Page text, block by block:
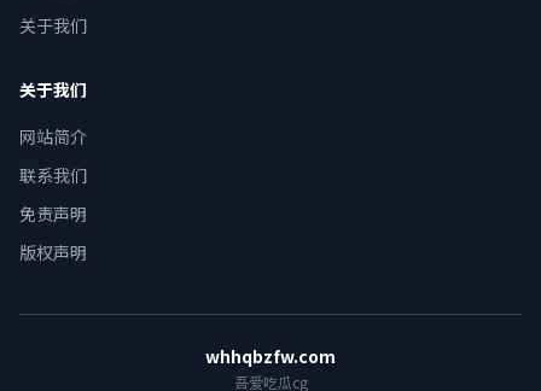
关于我们
关于我们
网站简介
联系我们
免责声明
版权声明
whhqbzfw.com
吾爱吃瓜cg